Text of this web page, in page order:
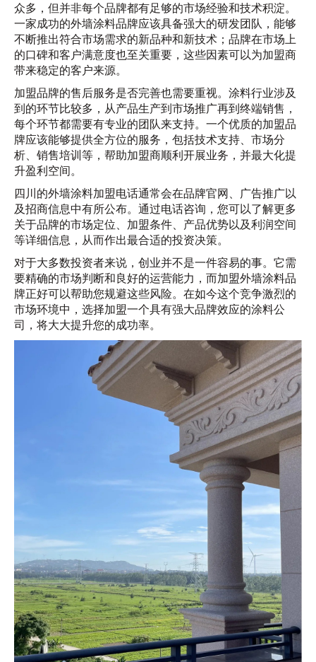
众多，但并非每个品牌都有足够的市场经验和技术积淀。
一家成功的外墙涂料品牌应该具备强大的研发团队，能够
不断推出符合市场需求的新品种和新技术；品牌在市场上
的口碑和客户满意度也至关重要，这些因素可以为加盟商
带来稳定的客户来源。
加盟品牌的售后服务是否完善也需要重视。涂料行业涉及
到的环节比较多，从产品生产到市场推广再到终端销售，
每个环节都需要有专业的团队来支持。一个优质的加盟品
牌应该能够提供全方位的服务，包括技术支持、市场分
析、销售培训等，帮助加盟商顺利开展业务，并最大化提
升盈利空间。
四川的外墙涂料加盟电话通常会在品牌官网、广告推广以
及招商信息中有所公布。通过电话咨询，您可以了解更多
关于品牌的市场定位、加盟条件、产品优势以及利润空间
等详细信息，从而作出最合适的投资决策。
对于大多数投资者来说，创业并不是一件容易的事。它需
要精确的市场判断和良好的运营能力，而加盟外墙涂料品
牌正好可以帮助您规避这些风险。在如今这个竞争激烈的
市场环境中，选择加盟一个具有强大品牌效应的涂料公
司，将大大提升您的成功率。